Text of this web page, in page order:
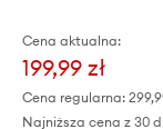
Cena aktualna:
199,99 zł
Cena regularna:
Najniższa cena z 30